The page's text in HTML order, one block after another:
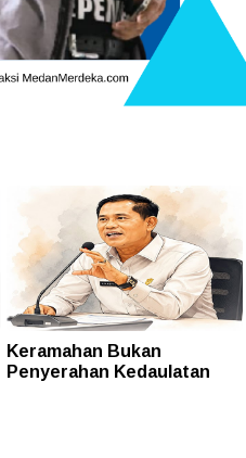
Keramahan Bukan
Penyerahan Kedaulatan